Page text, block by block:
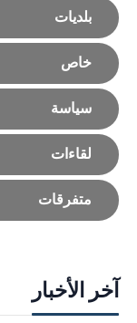
بلديات
خاص
سياسة
لقاءات
متفرقات
آخر الأخبار